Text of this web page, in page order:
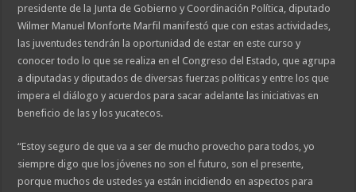
presidente de la Junta de Gobierno y Coordinación Política, diputado
Wilmer Manuel Monforte Marfil manifestó que con estas actividades,
las juventudes tendrán la oportunidad de estar en este curso y
conocer todo lo que se realiza en el Congreso del Estado, que agrupa
a diputadas y diputados de diversas fuerzas políticas y entre los que
impera el diálogo y acuerdos para sacar adelante las iniciativas en
beneficio de las y los yucatecos.
“Estoy seguro de que va a ser de mucho provecho para todos, yo
siempre digo que los jóvenes no son el futuro, son el presente,
porque muchos de ustedes ya están incidiendo en aspectos para